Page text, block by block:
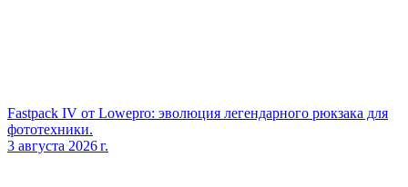
Fastpack IV от Lowepro: эволюция легендарного рюкзака для
фототехники.
3 августа 2026 г.